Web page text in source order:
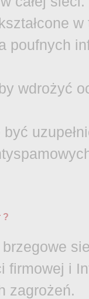
w
poufnych
wdrożyć
?
firmowej i
zagrożeń.